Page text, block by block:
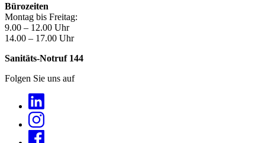
Bürozeiten
Montag bis Freitag:
9.00 – 12.00 Uhr
14.00 – 17.00 Uhr
Sanitäts-Notruf 144
Folgen Sie uns auf